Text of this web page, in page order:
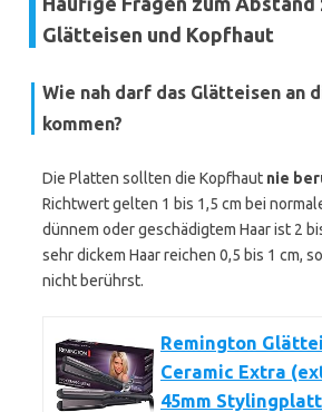
Glätteisen und Kopfhaut
Wie nah darf das Glätteisen an
kommen?
Die Platten sollten die Kopfhaut nie
Richtwert gelten 1 bis 1,5 cm bei
dünnem oder geschädigtem Haar ist 2
sehr dickem Haar reichen 0,5 bis 1 cm,
nicht berührst.
Remington
Ceramic Extra
45mm